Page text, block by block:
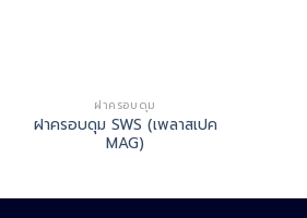
ฝาครอบดุม
ฝาครอบดุม SWS (เพลาสเปค
MAG)